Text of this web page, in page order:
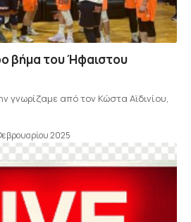
βήμα του Ήφαιστου
γνωρίζαμε από τον Κώστα Αϊδινίου,
2025